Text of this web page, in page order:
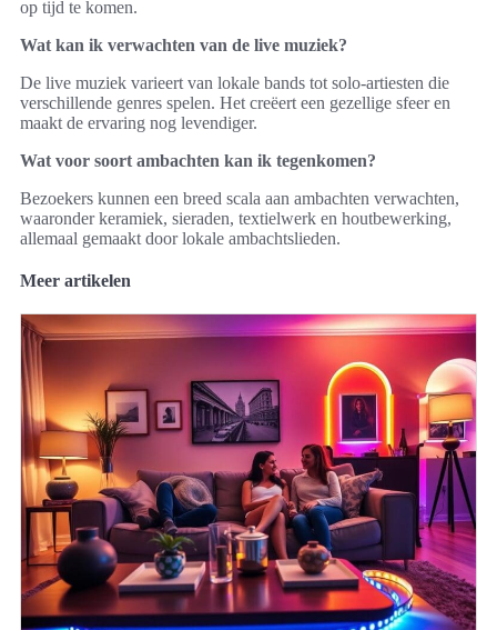
op tijd te komen.
Wat kan ik verwachten van de live muziek?
De live muziek varieert van lokale bands tot solo-artiesten die
verschillende genres spelen. Het creëert een gezellige sfeer en
maakt de ervaring nog levendiger.
Wat voor soort ambachten kan ik tegenkomen?
Bezoekers kunnen een breed scala aan ambachten verwachten,
waaronder keramiek, sieraden, textielwerk en houtbewerking,
allemaal gemaakt door lokale ambachtslieden.
Meer artikelen